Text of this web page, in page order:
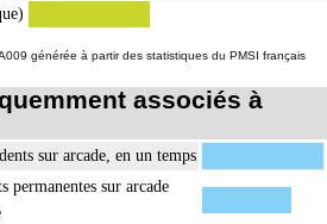
générée à partir des statistiques du PMSI français
associés à
sur arcade, en un temps
permanentes sur arcade